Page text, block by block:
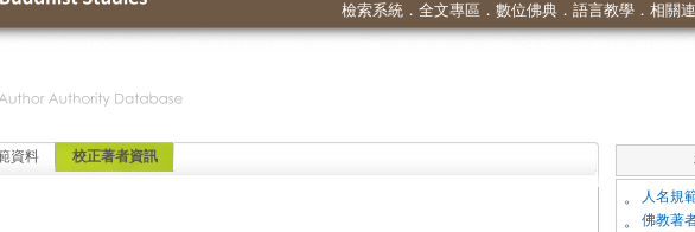
檢索系統． 全文專區 ． 數位佛典． 語言教學． 相關
資料 校正著者資訊
。 人名規
。 佛教著